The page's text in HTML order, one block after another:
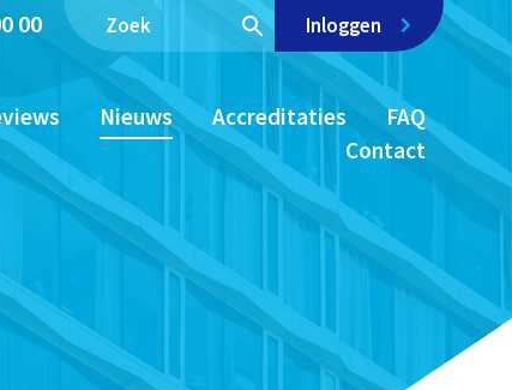
00 Inloggen
Nieuws Accreditaties
FAQ
Contact